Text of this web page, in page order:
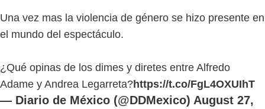
Una vez mas la violencia de género se hizo presente en
el mundo del espectáculo.
¿Qué opinas de los dimes y diretes entre Alfredo
Adame y Andrea Legarreta?https://t.co/FgL4OXUIhT
— Diario de México (@DDMexico) August 27,